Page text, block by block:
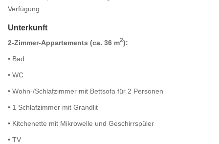
Verfügung.
Unterkunft
2-Zimmer-Appartements (ca. 36 m2):
• Bad
• WC
• Wohn-/Schlafzimmer mit Bettsofa für 2 Personen
• 1 Schlafzimmer mit Grandlit
• Kitchenette mit Mikrowelle und Geschirrspüler
• TV